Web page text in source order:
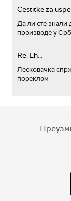
Cestitke za
Да ли сте знали
производе у
Re: Eh...
Лесковачка
пореклом